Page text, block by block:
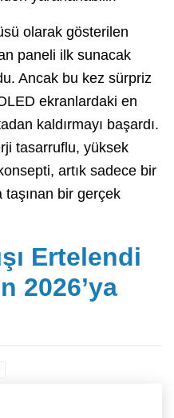
olarak gösterilen
paneli ilk sunacak
Ancak bu kez sürpriz
ekranlardaki en
kaldırmayı başardı.
tasarruflu, yüksek
artık sadece bir
taşınan bir gerçek
Ertelendi
2026’ya